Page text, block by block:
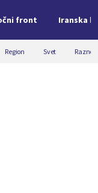
front Iranska
Region Svet Razno